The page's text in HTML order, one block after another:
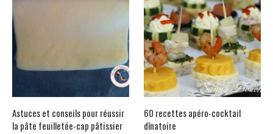
Astuces et conseils pour réussir
la pâte feuilletée-cap pâtissier
60 recettes apéro-cocktail
dînatoire